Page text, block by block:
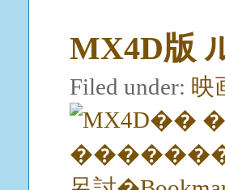
MX4D版
Filed under: 映